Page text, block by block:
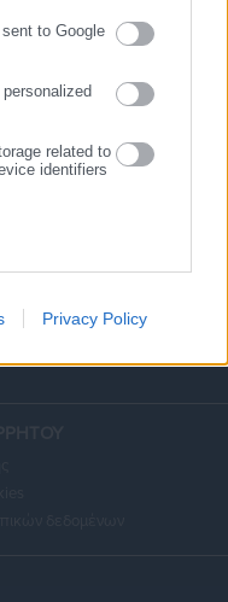
to Google
related to
identifiers
related to
and
Privacy Policy
Διαύγεια
Ταυτότητα
78, ΜΗΤ: 232416